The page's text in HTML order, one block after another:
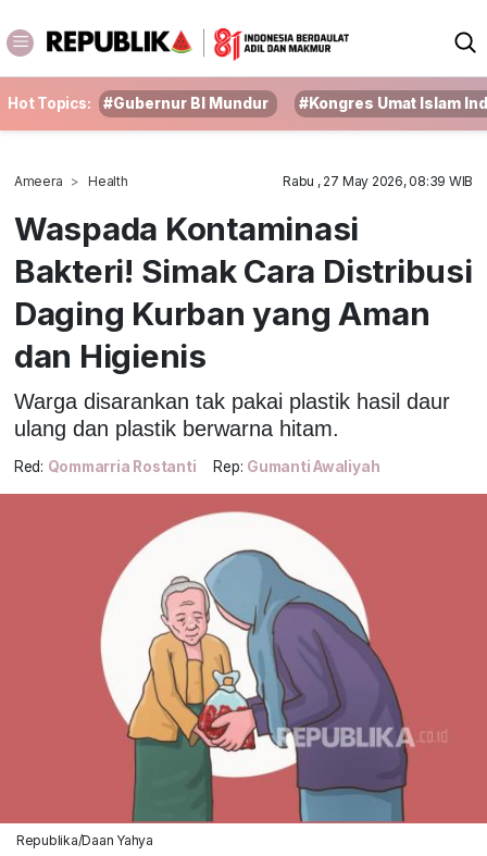
Hot Topics: #Gubernur BI Mundur #Kongres Umat Islam
Ameera Health Rabu , 27 May 2026, 08:39 WIB
Waspada Kontaminasi
Bakteri! Simak Cara Distribusi
Daging Kurban yang Aman
dan Higienis
Warga disarankan tak pakai plastik hasil daur
ulang dan plastik berwarna hitam.
Red: Qommarria Rostanti Rep: Gumanti Awaliyah
Republika/Daan Yahya